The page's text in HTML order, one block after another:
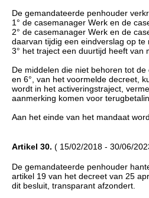
De gemandateerde penhouder
1° de casemanager Werk en de
2° de casemanager Werk en de
daarvan tijdig een eindverslag op
3° het traject een duurtijd heeft van
De middelen die niet behoren tot
en 6°, van het voormelde decreet,
wordt in het activeringstraject,
aanmerking komen voor
Aan het einde van het mandaat
Artikel 30. ( 15/02/2018 - 30/06/
De gemandateerde penhouder
artikel 19 van het decreet van 25
dit besluit, transparant afzondert.